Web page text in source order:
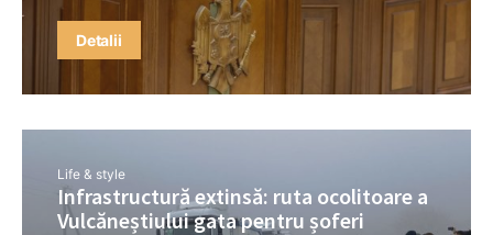
Detalii
Life & style
Infrastructură extinsă: ruta ocolitoare a
Vulcăneștiului gata pentru șoferi